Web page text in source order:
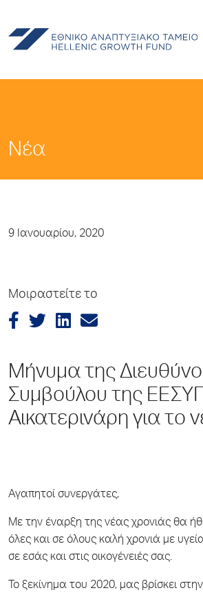
Νέα
9 Ιανουαρίου, 2020
Μοιραστείτε το
Μήνυμα της
Συμβούλου της
Αικατερινάρη για το
Αγαπητοί συνεργάτες,
Με την έναρξη της νέας χρονιάς θα
όλες και σε όλους καλή χρονιά με
σε εσάς και στις οικογένειές σας.
Το ξεκίνημα του 2020, μας βρίσκει